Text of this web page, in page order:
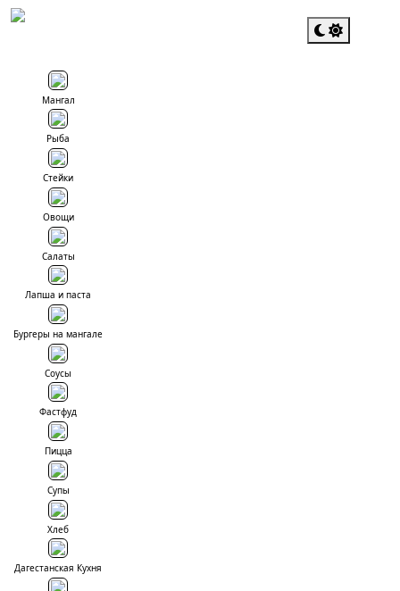
Мангал
Рыба
Стейки
Овощи
Салаты
Лапша и паста
Бургеры на мангале
Соусы
Фастфуд
Пицца
Супы
Хлеб
Дагестанская Кухня